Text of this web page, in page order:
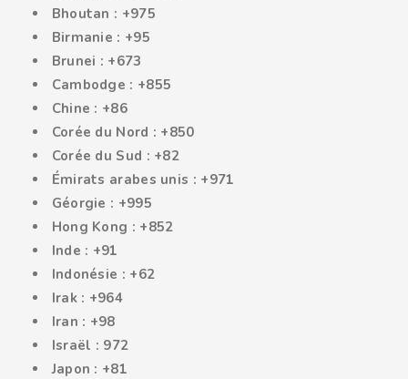
Bhoutan : +975
Birmanie : +95
Brunei : +673
Cambodge : +855
Chine : +86
Corée du Nord : +850
Corée du Sud : +82
Émirats arabes unis : +971
Géorgie : +995
Hong Kong : +852
Inde : +91
Indonésie : +62
Irak : +964
Iran : +98
Israël : 972
Japon : +81